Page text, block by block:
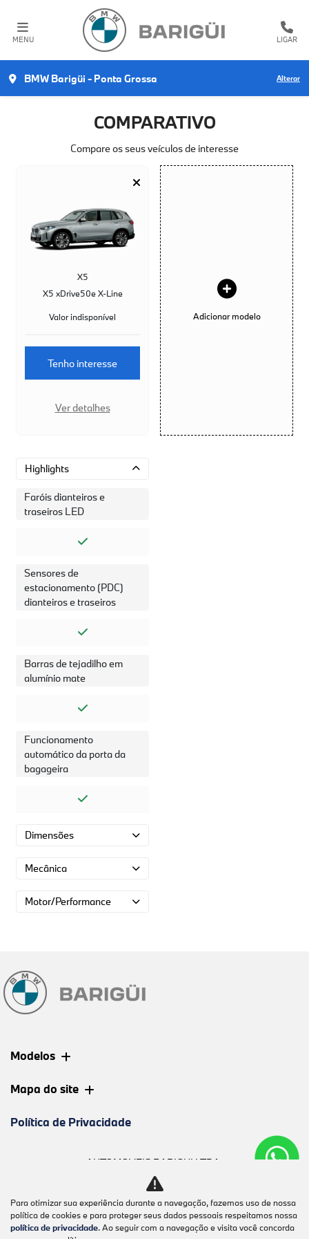
MENU LIGAR
BMW Barigüi - Ponta Grossa Alterar
COMPARATIVO
Compare os seus veículos de interesse
X5
X5 xDrive50e X-Line
Valor indisponível
Tenho interesse
Ver detalhes
Adicionar modelo
Highlights
Faróis dianteiros e
traseiros LED
Sensores de
estacionamento (PDC)
dianteiros e traseiros
Barras de tejadilho em
alumínio mate
Funcionamento
automático da porta da
bagageira
Dimensões
Mecânica
Motor/Performance
Modelos
Mapa do site
Política de Privacidade
AUTOMOVEIS BARIGUI LTDA
CNPJ: 09.602.000/0003-06
Para otimizar sua experiência durante a navegação, fazemos uso de nossa
política de cookies e para proteger seus dados pessoais respeitamos nossa
política de privacidade. Ao seguir com a navegação e visita você concorda